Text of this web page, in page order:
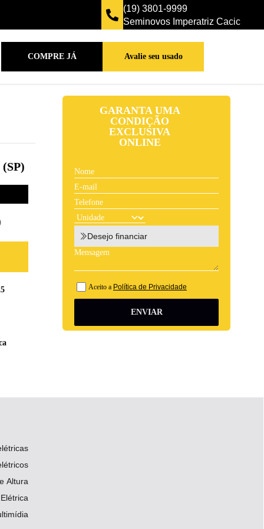
(19) 3801-9999
Seminovos Imperatriz Cacic
COMPRE JÁ Avalie seu usado
Altura
GARANTA UMA
CONDIÇÃO
EXCLUSIVA
ONLINE
Desejo financiar
Aceito a Política de Privacidade
ENVIAR